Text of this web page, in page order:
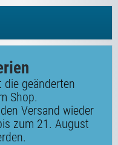
die geänderten
Shop.
Versand wieder
zum 21. August